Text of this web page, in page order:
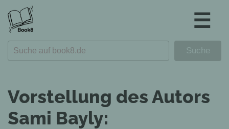
☰
Vorstellung des Autors
Sami Bayly: